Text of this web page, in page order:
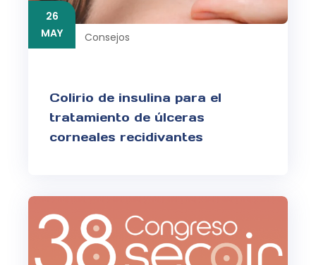
26
MAY
Consejos
Colirio de insulina para el
tratamiento de úlceras
corneales recidivantes